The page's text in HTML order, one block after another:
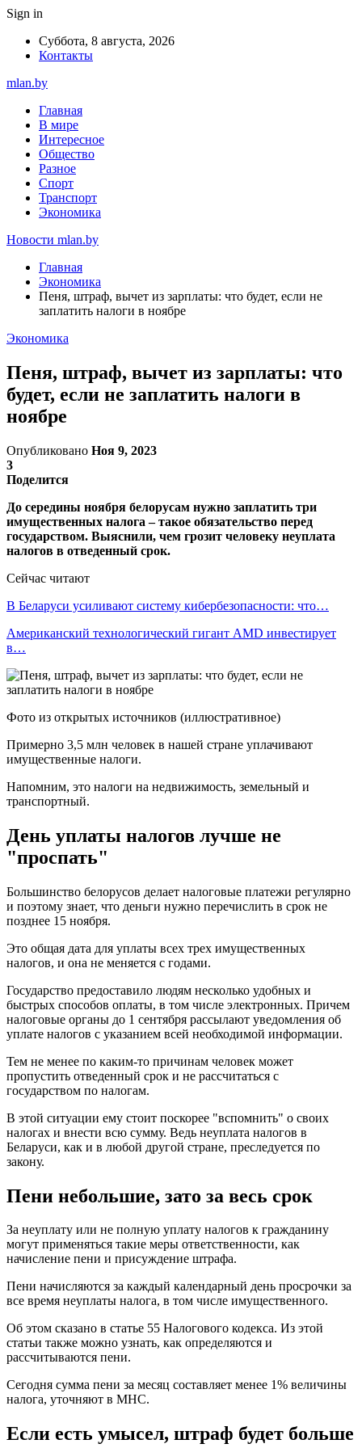
Sign in
Суббота, 8 августа, 2026
Контакты
mlan.by
Главная
В мире
Интересное
Общество
Разное
Спорт
Транспорт
Экономика
Новости mlan.by
Главная
Экономика
Пеня, штраф, вычет из зарплаты: что будет, если не
заплатить налоги в ноябре
Экономика
Пеня, штраф, вычет из зарплаты: что
будет, если не заплатить налоги в
ноябре
Опубликовано Ноя 9, 2023
3
Поделится
До середины ноября белорусам нужно заплатить три
имущественных налога – такое обязательство перед
государством. Выяснили, чем грозит человеку неуплата
налогов в отведенный срок.
Сейчас читают
В Беларуси усиливают систему кибербезопасности: что…
Американский технологический гигант AMD инвестирует
в…
Фото из открытых источников (иллюстративное)
Примерно 3,5 млн человек в нашей стране уплачивают
имущественные налоги.
Напомним, это налоги на недвижимость, земельный и
транспортный.
День уплаты налогов лучше не
"проспать"
Большинство белорусов делает налоговые платежи регулярно
и поэтому знает, что деньги нужно перечислить в срок не
позднее 15 ноября.
Это общая дата для уплаты всех трех имущественных
налогов, и она не меняется с годами.
Государство предоставило людям несколько удобных и
быстрых способов оплаты, в том числе электронных. Причем
налоговые органы до 1 сентября рассылают уведомления об
уплате налогов с указанием всей необходимой информации.
Тем не менее по каким-то причинам человек может
пропустить отведенный срок и не рассчитаться с
государством по налогам.
В этой ситуации ему стоит поскорее "вспомнить" о своих
налогах и внести всю сумму. Ведь неуплата налогов в
Беларуси, как и в любой другой стране, преследуется по
закону.
Пени небольшие, зато за весь срок
За неуплату или не полную уплату налогов к гражданину
могут применяться такие меры ответственности, как
начисление пени и присуждение штрафа.
Пени начисляются за каждый календарный день просрочки за
все время неуплаты налога, в том числе имущественного.
Об этом сказано в статье 55 Налогового кодекса. Из этой
статьи также можно узнать, как определяются и
рассчитываются пени.
Сегодня сумма пени за месяц составляет менее 1% величины
налога, уточняют в МНС.
Если есть умысел, штраф будет больше